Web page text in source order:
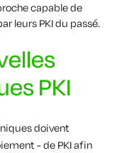
capable de
leurs PKI du passé.
PKI
doivent
- de PKI afin